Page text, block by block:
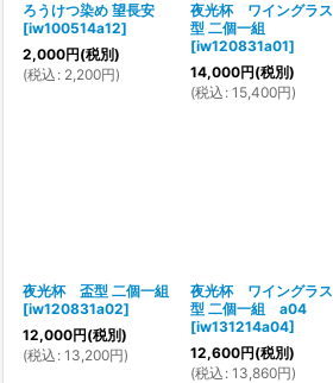
ろうけつ染め 望長安
[iw100514a12]
2,000円(税別)
(税込 : 2,200円)
夜光杯 ワイングラス
型 二個一組
[iw120831a01]
14,000円(税別)
(税込 : 15,400円)
夜光杯 盃型 二個一組
[iw120831a02]
12,000円(税別)
(税込 : 13,200円)
夜光杯 ワイングラス
型 二個一組 a04
[iw131214a04]
12,600円(税別)
(税込 : 13,860円)